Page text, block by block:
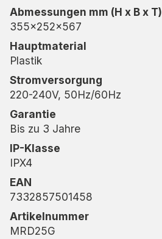
Abmessungen mm (H x B x T)
355x252x567
Hauptmaterial
Plastik
Stromversorgung
220-240V, 50Hz/60Hz
Garantie
Bis zu 3 Jahre
IP-Klasse
IPX4
EAN
7332857501458
Artikelnummer
MRD25G